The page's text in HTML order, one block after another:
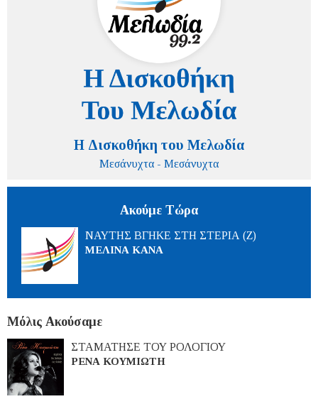
Η Δισκοθήκη του Μελωδία
Μεσάνυχτα - Μεσάνυχτα
Ακούμε Τώρα
ΝΑΥΤΗΣ ΒΓΗΚΕ ΣΤΗ ΣΤΕΡΙΑ (Ζ)
ΜΕΛΙΝΑ ΚΑΝΑ
Μόλις Ακούσαμε
ΣΤΑΜΑΤΗΣΕ ΤΟΥ ΡΟΛΟΓΙΟΥ
ΡΕΝΑ ΚΟΥΜΙΩΤΗ